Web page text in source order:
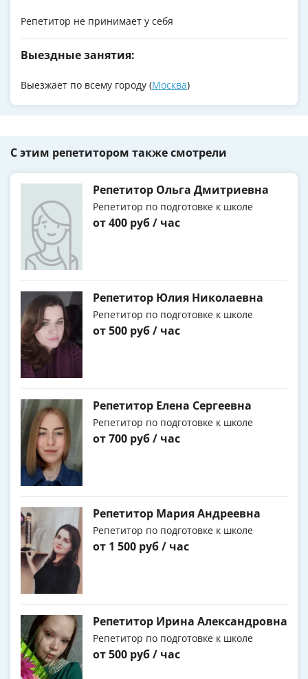
Репетитор не принимает у себя
Выездные занятия:
Выезжает по всему городу (Москва)
С этим репетитором также смотрели
Репетитор Ольга Дмитриевна
Репетитор по подготовке к школе
от 400 руб / час
Репетитор Юлия Николаевна
Репетитор по подготовке к школе
от 500 руб / час
Репетитор Елена Сергеевна
Репетитор по подготовке к школе
от 700 руб / час
Репетитор Мария Андреевна
Репетитор по подготовке к школе
от 1 500 руб / час
Репетитор Ирина Александровна
Репетитор по подготовке к школе
от 500 руб / час